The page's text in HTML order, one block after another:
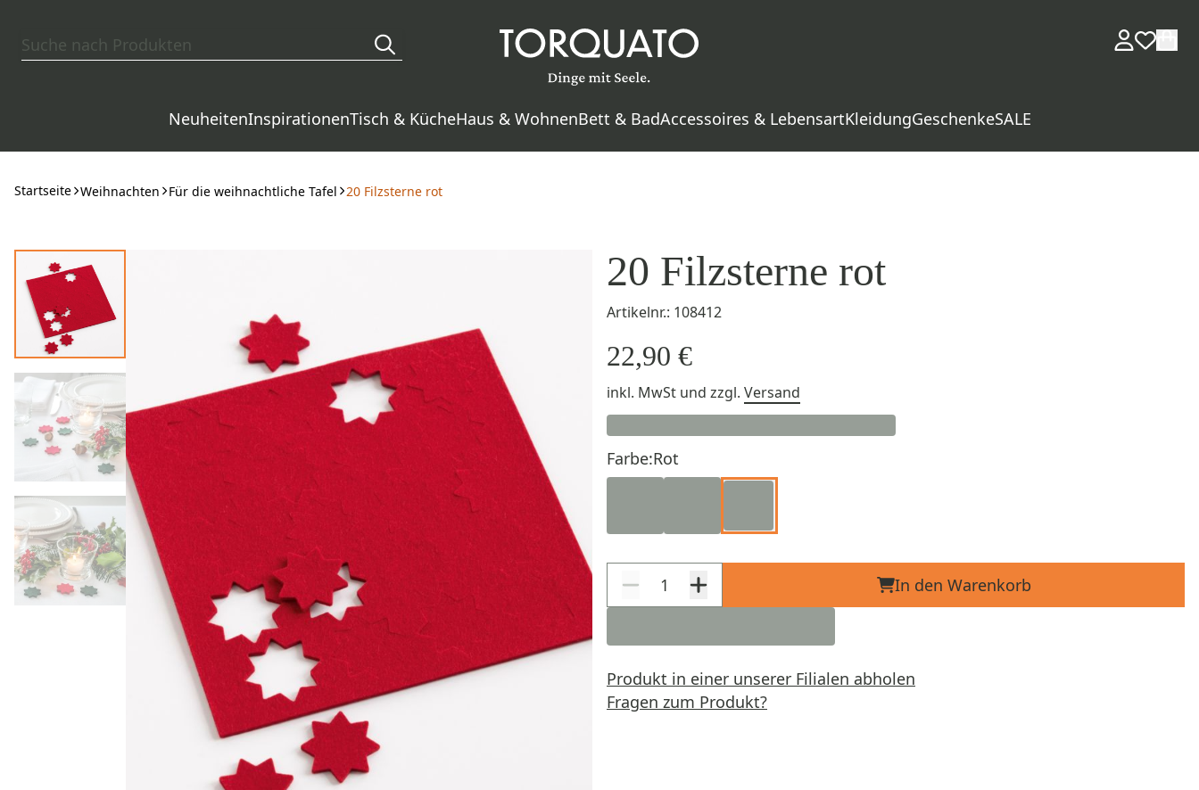
NeuheitenInspirationenTisch & KücheHaus & WohnenBett & BadAccessoires & LebensartKleidungGeschenkeSALE
Startseite Weihnachten Für die weihnachtliche Tafel 20 Filzsterne rot
20 Filzsterne rot
Artikelnr.: 108412
22,90 €
inkl. MwSt und zzgl. Versand
Farbe:Rot
In den Warenkorb
Produkt in einer unserer Filialen abholen
Fragen zum Produkt?